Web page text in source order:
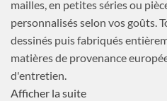
mailles, en petites séries ou
personnalisés selon vos goûts.
dessinés puis fabriqués
matières de provenance
d'entretien.
Afficher la suite